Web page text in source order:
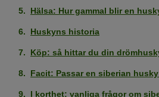
Hälsa: Hur gammal blir en
Huskyns historia
Köp: så hittar du din
Facit: Passar en siberian
I korthet: vanliga frågor om